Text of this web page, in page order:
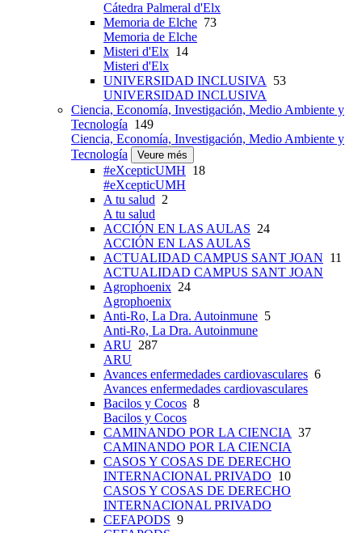
Cátedra Palmeral d'Elx
Memoria de Elche 73
Memoria de Elche
Misteri d'Elx 14
Misteri d'Elx
UNIVERSIDAD INCLUSIVA
53
UNIVERSIDAD INCLUSIVA
Ciencia, Economía, Investigación, Medio Ambiente y
Tecnología 149
Ciencia, Economía, Investigación, Medio Ambiente y
Tecnología
Veure més
#eXcepticUMH 18
#eXcepticUMH
A tu salud 2
A tu salud
ACCIÓN EN LAS AULAS 24
ACCIÓN EN LAS AULAS
ACTUALIDAD CAMPUS SANT JOAN 11
ACTUALIDAD CAMPUS SANT JOAN
Agrophoenix 24
Agrophoenix
Anti-Ro, La Dra. Autoinmune 5
Anti-Ro, La Dra. Autoinmune
ARU 287
ARU
Avances enfermedades cardiovasculares 6
Avances enfermedades cardiovasculares
Bacilos y Cocos 8
Bacilos y Cocos
CAMINANDO POR LA CIENCIA 37
CAMINANDO POR LA CIENCIA
CASOS Y COSAS DE DERECHO
INTERNACIONAL PRIVADO 10
CASOS Y COSAS DE DERECHO
INTERNACIONAL PRIVADO
CEFAPODS 9